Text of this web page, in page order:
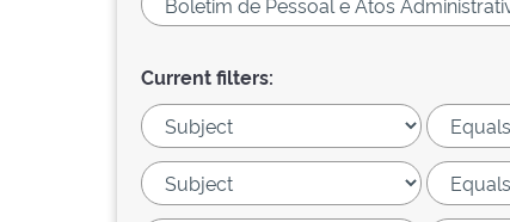
Current filters: